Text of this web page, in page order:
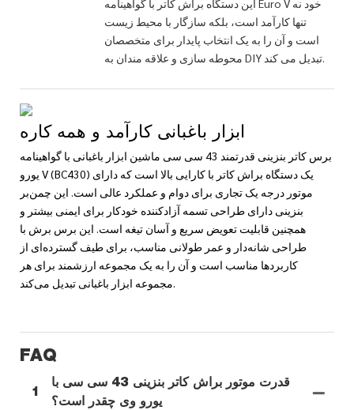
این دستگاه براش کاتر با گواهینامه Euro V خود نه
تنها کارآمد است، بلکه سازگار با محیط زیست
است و آن را به یک انتخاب پایدار برای متخصصان
محوطه سازی و علاقه مندان به DIY تبدیل می کند.
ابزار باغبانی کارآمد و همه کاره
برس کاتر بنزینی قدرتمند 43 سی سی ماشین ابزار باغبانی با گواهینامه
یورو V (BC430) یک دستگاه براش کاتر با کارایی بالا است که دارای
موتور درجه یک تجاری برای دوام و عملکرد عالی است. این چمن‌بر
بنزینی دارای طراحی تسمه آزادکننده خودکار برای ایمنی بیشتر و
همچنین قابلیت تعویض سریع و آسان تیغه است. این برس برش با
طراحی شانه‌دار و عمر طولانی مناسب، برای طیف گسترده‌ای از
کاربردها مناسب است و آن را به یک مجموعه ارزشمند برای هر
مجموعه ابزار باغبانی تبدیل می‌کند.
FAQ
1
قدرت موتور براش کاتر بنزینی 43 سی سی با
یورو وی چقدر است؟